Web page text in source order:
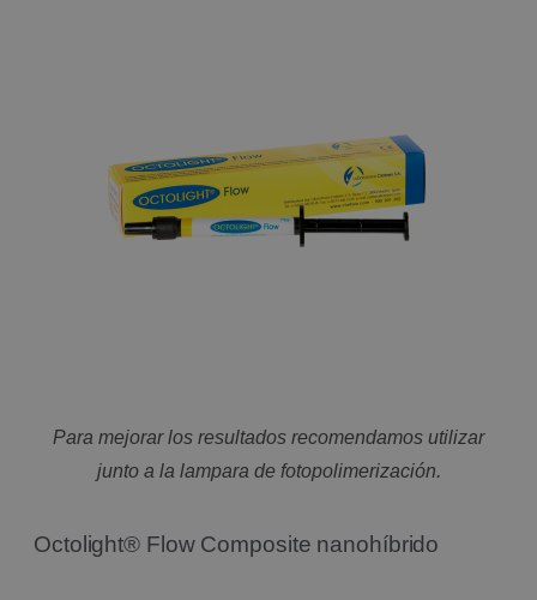
Para mejorar los resultados recomendamos utilizar
junto a la lampara de fotopolimerización.
Octolight® Flow Composite nanohíbrido